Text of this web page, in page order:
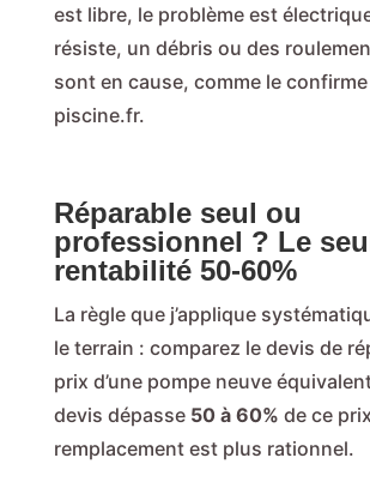
est libre, le problème est
résiste, un débris ou des
sont en cause, comme le
piscine.fr.
Réparable seul ou
professionnel ? Le
rentabilité 50-60%
La règle que j’applique
le terrain : comparez le devis de
prix d’une pompe neuve
devis dépasse 50 à 60% de ce
remplacement est plus rationnel.